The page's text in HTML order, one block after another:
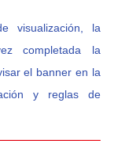
visualización, la
completada la
el banner en la
y reglas de